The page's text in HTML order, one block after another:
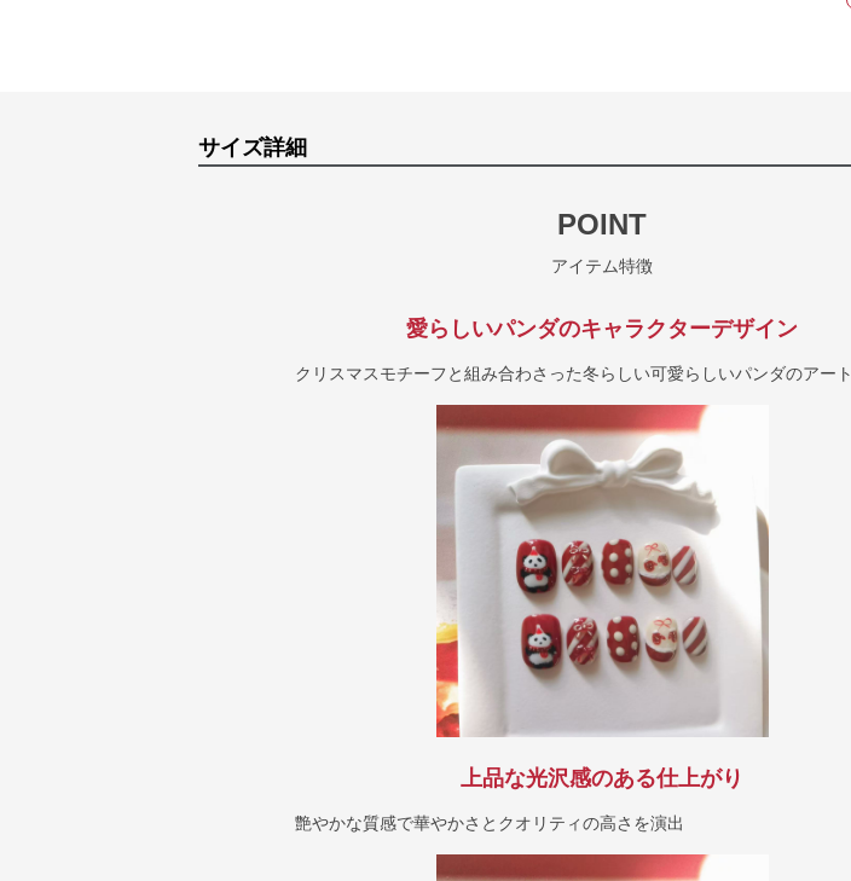
サイズ詳細
POINT
アイテム特徴
愛らしいパンダのキャラクターデザイン
クリスマスモチーフと組み合わさった冬らしい可愛らしいパンダのアート
上品な光沢感のある仕上がり
艶やかな質感で華やかさとクオリティの高さを演出